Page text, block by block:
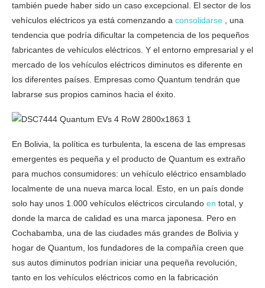
también puede haber sido un caso excepcional. El sector de los
vehículos eléctricos ya está comenzando a consolidarse , una
tendencia que podría dificultar la competencia de los pequeños
fabricantes de vehículos eléctricos. Y el entorno empresarial y el
mercado de los vehículos eléctricos diminutos es diferente en
los diferentes países. Empresas como Quantum tendrán que
labrarse sus propios caminos hacia el éxito.
En Bolivia, la política es turbulenta, la escena de las empresas
emergentes es pequeña y el producto de Quantum es extraño
para muchos consumidores: un vehículo eléctrico ensamblado
localmente de una nueva marca local. Esto, en un país donde
solo hay unos 1.000 vehículos eléctricos circulando en total, y
donde la marca de calidad es una marca japonesa. Pero en
Cochabamba, una de las ciudades más grandes de Bolivia y
hogar de Quantum, los fundadores de la compañía creen que
sus autos diminutos podrían iniciar una pequeña revolución,
tanto en los vehículos eléctricos como en la fabricación